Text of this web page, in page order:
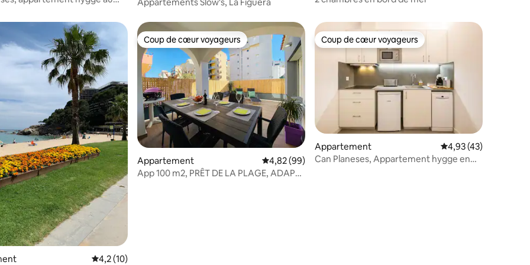
la base de 129 commentaires : 4,8 sur 5
Évaluation moyenne sur la base de 10 commentaires : 4,2 sur 5
4,2 (10)
Coup de cœur voyageurs
Coup de cœur voyageurs
Appartement Évaluation moyenne sur la base de 99 commentaires : 4,82 sur 5
4,82 (99)
App 100 m2, PRÊT DE LA PLAGE, ADAPTÉ
Coup de cœur voyageurs
Coup de cœur voyageurs
Appartement Évaluation moyenne
4,93 (43)
Can Planeses, Appartement hygge en